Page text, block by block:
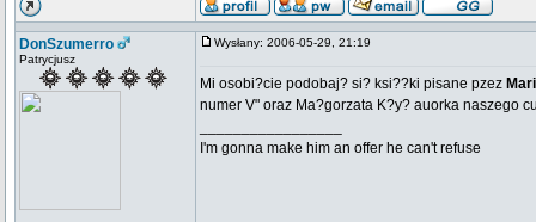
DonSzumerro
Patrycjusz
Wysłany: 2006-05-29, 21:19
Mi osobi?cie podobaj? si? ksi??ki pisane pzez
numer V" oraz Ma?gorzata K?y? auorka naszego
I'm gonna make him an offer he can't refuse